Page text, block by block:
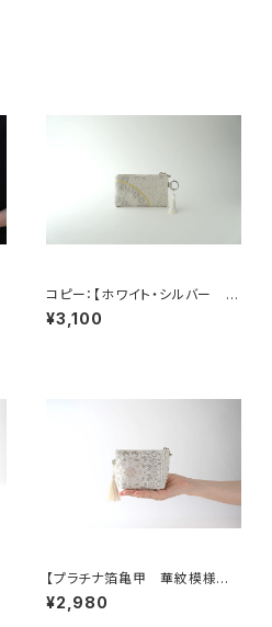
コピー：【ホワイト・シルバー シ
ルク帯 リメイク バッグチャー
ム型ミニポーチ】カードケース、
¥3,100
【プラチナ箔亀甲 華紋模様
シルク帯リメイク ミニポーチ】
カードケース、ポーチ小さめ、ジ
¥2,980